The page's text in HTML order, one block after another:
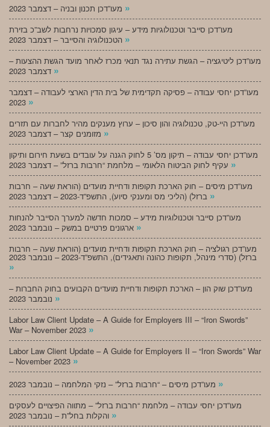
»
מעו”דכן סייבר וטכנולוגיות מידע – עיגון סמכויות נרחבות לשב”כ בזירת
»
מעו”דכן ליטיגציה – הגשת עתירה נגד תנאי מכרז לאחר מועד הגשת ההצעות –
»
מעו”דכן יחסי עבודה – פסיקה תקדימית של בית הדין הארצי לעבודה – דצמבר
»
מעו”דכן היי-טק, טכנולוגיה והון סיכון – ערוץ מענקים מהיר לחברות עם תזרים
»
מעו”דכן יחסי עבודה – תיקון מס’ 5 לחוק הגנה על עובדים בשעת חירום ותיקון
»
מעו”דכן מיסים – חוק הארכת תקופות ודחיית מועדים (הוראת שעה – חרבות
»
מעו”דכן סייבר וטכנולוגיות מידע – סמכות חדשה למערך הסייבר להנחות
»
מעו”דכן רגולציה – חוק הארכת תקופות ודחיית מועדים (הוראת שעה – חרבות
ברזל) (סדרי מינהל, תקופות כהונה ותאגידים), התשפ”ד-2023 – נובמבר 2023
»
מעו”דכן שוק הון – הארכת תקופות ודחיית מועדים הקבועים בחוק החברות –
»
Labor Law Client Update – A Guide for Employers III – “Iron Swords”
War – November 2023 »
Labor Law Client Update – A Guide for Employers II – “Iron Swords” War
– November 2023 »
»
מעו”דכן יחסי עבודה – מלחמת “חרבות ברזל” – מתווה הפיצויים לעסקים
»